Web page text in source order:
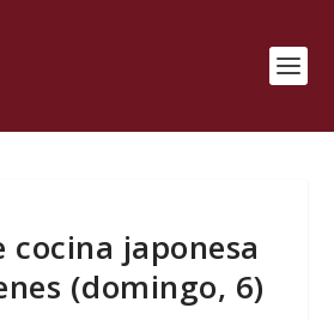
cocina japonesa
(domingo, 6)